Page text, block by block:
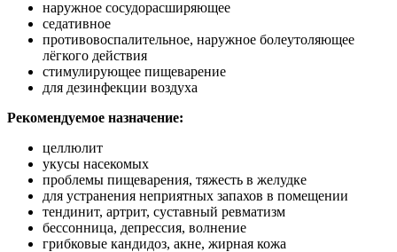
наружное сосудорасширяющее
седативное
противовоспалительное, наружное болеутоляющее
лёгкого действия
стимулирующее пищеварение
для дезинфекции воздуха
Рекомендуемое назначение:
целлюлит
укусы насекомых
проблемы пищеварения, тяжесть в желудке
для устранения неприятных запахов в помещении
тендинит, артрит, суставный ревматизм
бессонница, депрессия, волнение
грибковые кандидоз, акне, жирная кожа